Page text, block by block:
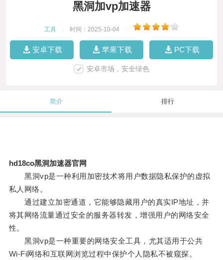
黑洞加vp加速器
工具 时间：2025-10-04
安卓下载 苹果下载 PC下载
安卓市场，安全绿色
简介 排行
hd18co黑洞加速器官网
黑洞vp是一种利用加密技术将用户数据隐私保护的虚拟
私人网络。
通过建立加密通道，它能够隐藏用户的真实IP地址，并
将其网络流量通过安全的服务器转发，增强用户的网络安全
性。
黑洞vp是一种重要的网络安全工具，尤其适用于公共
Wi-Fi网络和互联网浏览过程中保护个人隐私不被窥探。